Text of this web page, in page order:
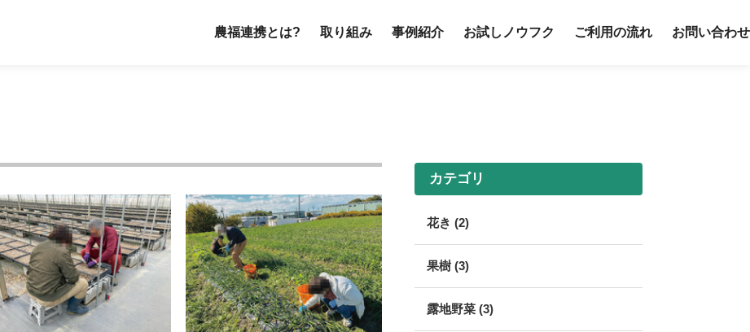
農福連携とは? 取り組み 事例紹介 お試しノウフク ご利用の流れ お問い合わせ
カテゴリ
花き (2)
果樹 (3)
露地野菜 (3)